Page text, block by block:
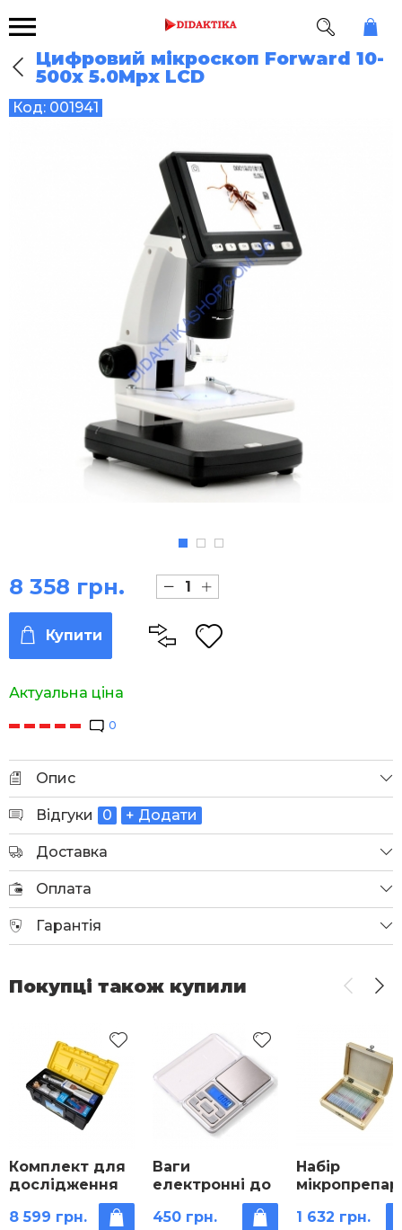
Цифровий мікроскоп Forward 10-
500x 5.0Mpx LCD
Код: 001941
Актуальна ціна
8 358 грн.
Купити
0
Опис
Відгуки 0 + Додати
Доставка
Оплата
Гарантія
Покупці також купили
Комплект для
дослідження
навколишнього
8 599 грн.
Ваги
електронні до
450 грн.
Набір
Ботаніка (20
шт.)
1 632 грн.